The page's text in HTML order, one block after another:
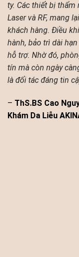
ty. Các thiết bị
Laser và RF, mang
khách hàng. Điều
hành, bảo trì dài
hỗ trợ. Nhờ đó,
tín mà còn ngày
là đối tác đáng tin
– ThS.BS Cao
Khám Da Liễu